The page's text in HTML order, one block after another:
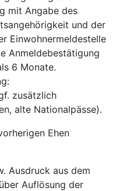
mit Angabe des
und der
Einwohnermeldestelle
Anmeldebestätigung
6 Monate.
zusätzlich
alte Nationalpässe).
Ehen
Ausdruck aus dem
Auflösung der